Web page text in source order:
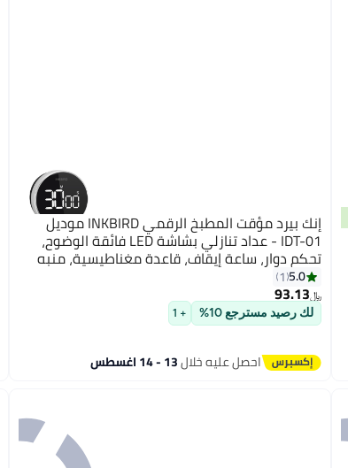
إنك بيرد مؤقت المطبخ الرقمي INKBIRD موديل
IDT-01 - عداد تنازلي بشاشة LED فائقة الوضوح،
تحكم دوار، ساعة إيقاف، قاعدة مغناطيسية، منبه
ساعة، وأرقام عملاقة
5.0
1
﷼‏93.13
لك رصيد مسترجع 10% + 1
احصل عليه خلال13 - 14 اغسطس